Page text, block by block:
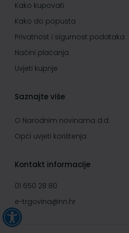
Kako kupovati
Kako do popusta
Privatnost i sigurnost podataka
Načini plaćanja
Uvjeti kupnje
Saznajte više
O Narodnim novinama d.d.
Opći uvjeti korištenja
Kontakt informacije
01 650 28 80
e-trgovina@nn.hr